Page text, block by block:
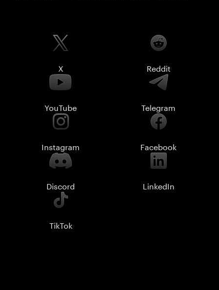
X Reddit
YouTube Telegram
Instagram Facebook
Discord LinkedIn
TikTok